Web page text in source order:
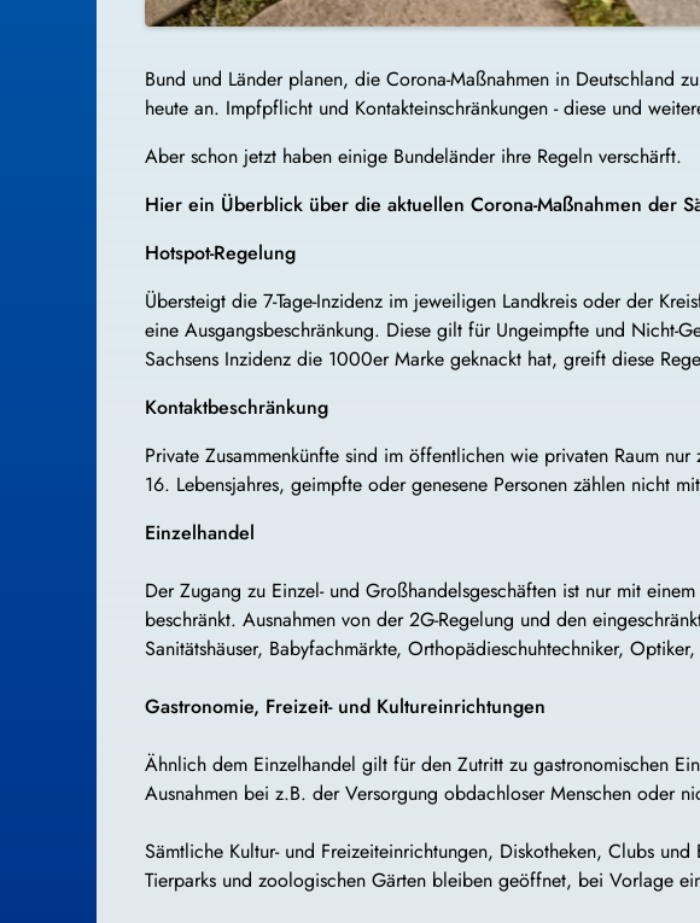
Bund und Länder planen, die Corona-Maßnahmen in Deutschland
heute an. Impfpflicht und Kontakteinschränkungen - diese und
Aber schon jetzt haben einige Bundeländer ihre Regeln verschärft.
Hier ein Überblick über die aktuellen Corona-Maßnahmen der
Hotspot-Regelung
Übersteigt die 7-Tage-Inzidenz im jeweiligen Landkreis oder der
eine Ausgangsbeschränkung. Diese gilt für Ungeimpfte und Nicht-
Sachsens Inzidenz die 1000er Marke geknackt hat, greift diese
Kontaktbeschränkung
Private Zusammenkünfte sind im öffentlichen wie privaten Raum
16. Lebensjahres, geimpfte oder genesene Personen zählen nicht
Einzelhandel
Der Zugang zu Einzel- und Großhandelsgeschäften ist nur mit
beschränkt. Ausnahmen von der 2G-Regelung und den
Sanitätshäuser, Babyfachmärkte, Orthopädieschuhtechniker,
Gastronomie, Freizeit- und Kultureinrichtungen
Ähnlich dem Einzelhandel gilt für den Zutritt zu gastronomischen
Ausnahmen bei z.B. der Versorgung obdachloser Menschen oder
Sämtliche Kultur- und Freizeiteinrichtungen, Diskotheken, Clubs
Tierparks und zoologischen Gärten bleiben geöffnet, bei Vorlage